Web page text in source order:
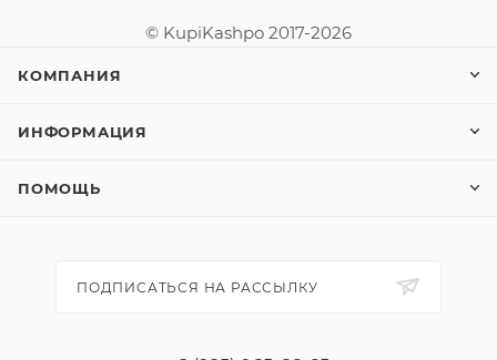
© KupiKashpo 2017-2026
КОМПАНИЯ
ИНФОРМАЦИЯ
ПОМОЩЬ
ПОДПИСАТЬСЯ НА РАССЫЛКУ